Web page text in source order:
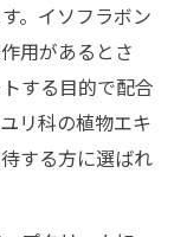
。イソフラボン
用があるとさ
する目的で配合
リ科の植物エキ
する方に選ばれ